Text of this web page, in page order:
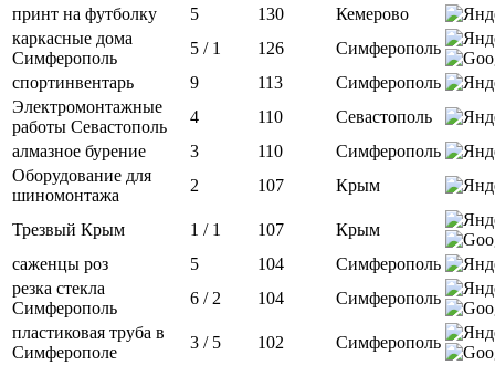
принт на футболку
5 130
Кемерово
каркасные дома
Симферополь
5 / 1 126
Симферополь
спортинвентарь
9 113
Симферополь
Электромонтажные
работы Севастополь
4 110
Севастополь
алмазное бурение
3 110
Симферополь
Оборудование для
шиномонтажа
2 107 Крым
Трезвый Крым 1 / 1 107
Крым
саженцы роз
5 104
Симферополь
резка стекла
Симферополь
6 / 2 104
Симферополь
пластиковая труба в
Симферополе
3 / 5 102
Симферополь